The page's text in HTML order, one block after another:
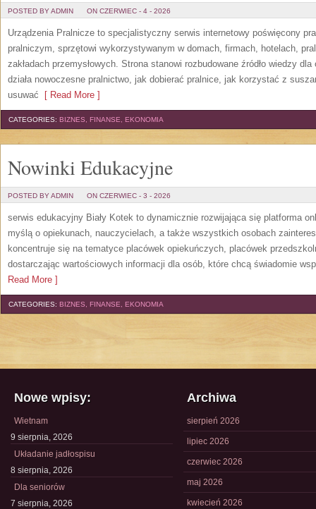
POSTED BY ADMIN ON CZERWIEC - 4 - 2026
Urządzenia Pralnicze to specjalistyczny serwis internetowy poświęcony
pralniczym, sprzętowi wykorzystywanym w domach, firmach, hotelach,
zakładach przemysłowych. Strona stanowi rozbudowane źródło wiedzy
działa nowoczesne pralnictwo, jak dobierać pralnice, jak korzystać z
usuwać [ Read More ]
CATEGORIES: BIZNES, FINANSE, EKONOMIA
Nowinki Edukacyjne
POSTED BY ADMIN ON CZERWIEC - 3 - 2026
serwis edukacyjny Biały Kotek to dynamicznie rozwijająca się platforma
myślą o opiekunach, nauczycielach, a także wszystkich osobach
koncentruje się na tematyce placówek opiekuńczych, placówek
dostarczając wartościowych informacji dla osób, które chcą świadomie
Read More ]
CATEGORIES: BIZNES, FINANSE, EKONOMIA
Nowe wpisy:
Wietnam
9 sierpnia, 2026
Układanie jadłospisu
8 sierpnia, 2026
Dla seniorów
7 sierpnia, 2026
Archiwa
sierpień 2026
lipiec 2026
czerwiec 2026
maj 2026
kwiecień 2026